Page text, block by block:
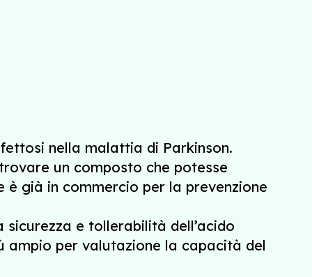
nella malattia di Parkinson.
un composto che potesse
già in commercio per la prevenzione
e tollerabilità dell’acido
ampio per valutazione la capacità del